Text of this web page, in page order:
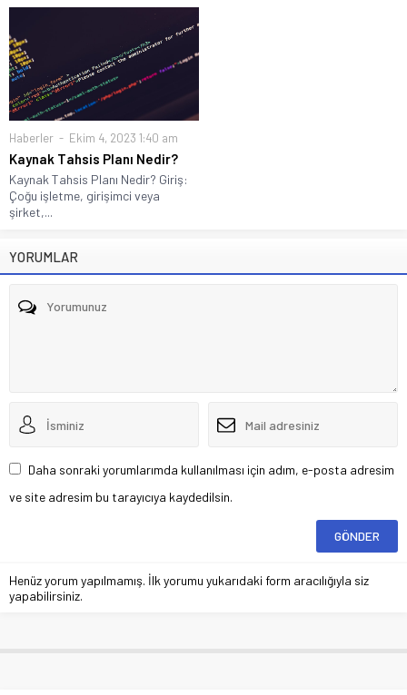
Haberler Ekim 4, 2023 1:40 am
Kaynak Tahsis Planı Nedir?
Kaynak Tahsis Planı Nedir? Giriş:
Çoğu işletme, girişimci veya
şirket,...
YORUMLAR
Daha sonraki yorumlarımda kullanılması için adım, e-posta adresim
ve site adresim bu tarayıcıya kaydedilsin.
Henüz yorum yapılmamış. İlk yorumu yukarıdaki form aracılığıyla siz
yapabilirsiniz.